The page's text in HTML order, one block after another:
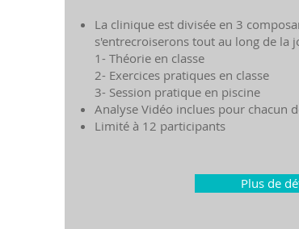
La clinique est divisée en 3
s'entrecroiserons tout au long de la
1- Théorie en classe
2- Exercices pratiques en classe
3- Session pratique en piscine
Analyse Vidéo inclues pour chacun
Limité à 12 participants
Plus de